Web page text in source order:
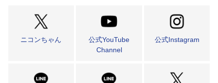
ニコンちゃん
公式YouTube
Channel
公式Instagram